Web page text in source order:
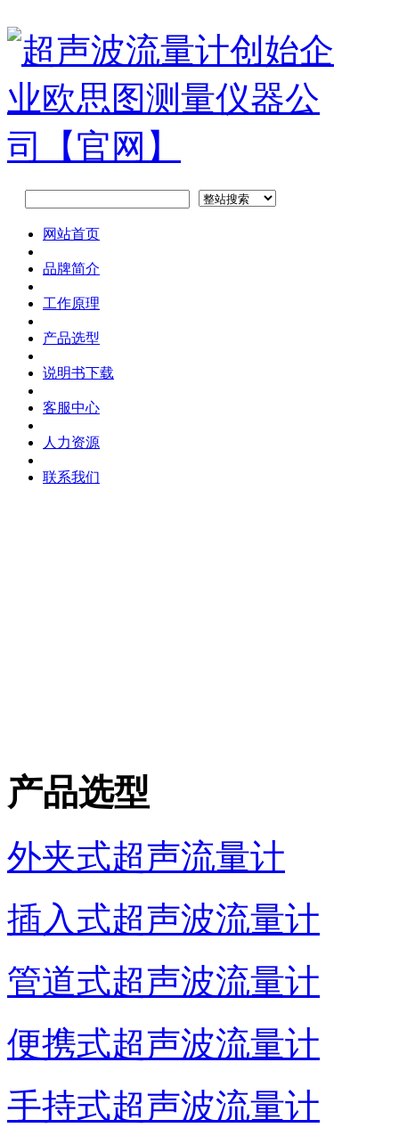
网站首页
品牌简介
工作原理
产品选型
说明书下载
客服中心
人力资源
联系我们
产品选型
外夹式超声流量计
插入式超声波流量计
管道式超声波流量计
便携式超声波流量计
手持式超声波流量计